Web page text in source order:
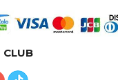
CLUB